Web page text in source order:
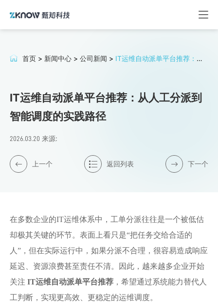
首页 > 新闻中心 > 公司新闻 > IT运维自动派单平台推荐：从
IT运维自动派单平台推荐：从人工分派到
智能调度的实践路径
2026.03.20 来源:
上一个 返回列表 下一个
在多数企业的IT运维体系中，工单分派往往是一个被低估
却极其关键的环节。表面上看只是“把任务交给合适的
人”，但在实际运行中，如果分派不合理，很容易造成响应
延迟、资源浪费甚至责任不清。因此，越来越多企业开始
关注 IT运维自动派单平台推荐 ，希望通过系统能力替代人
工判断，实现更高效、更稳定的运维调度。